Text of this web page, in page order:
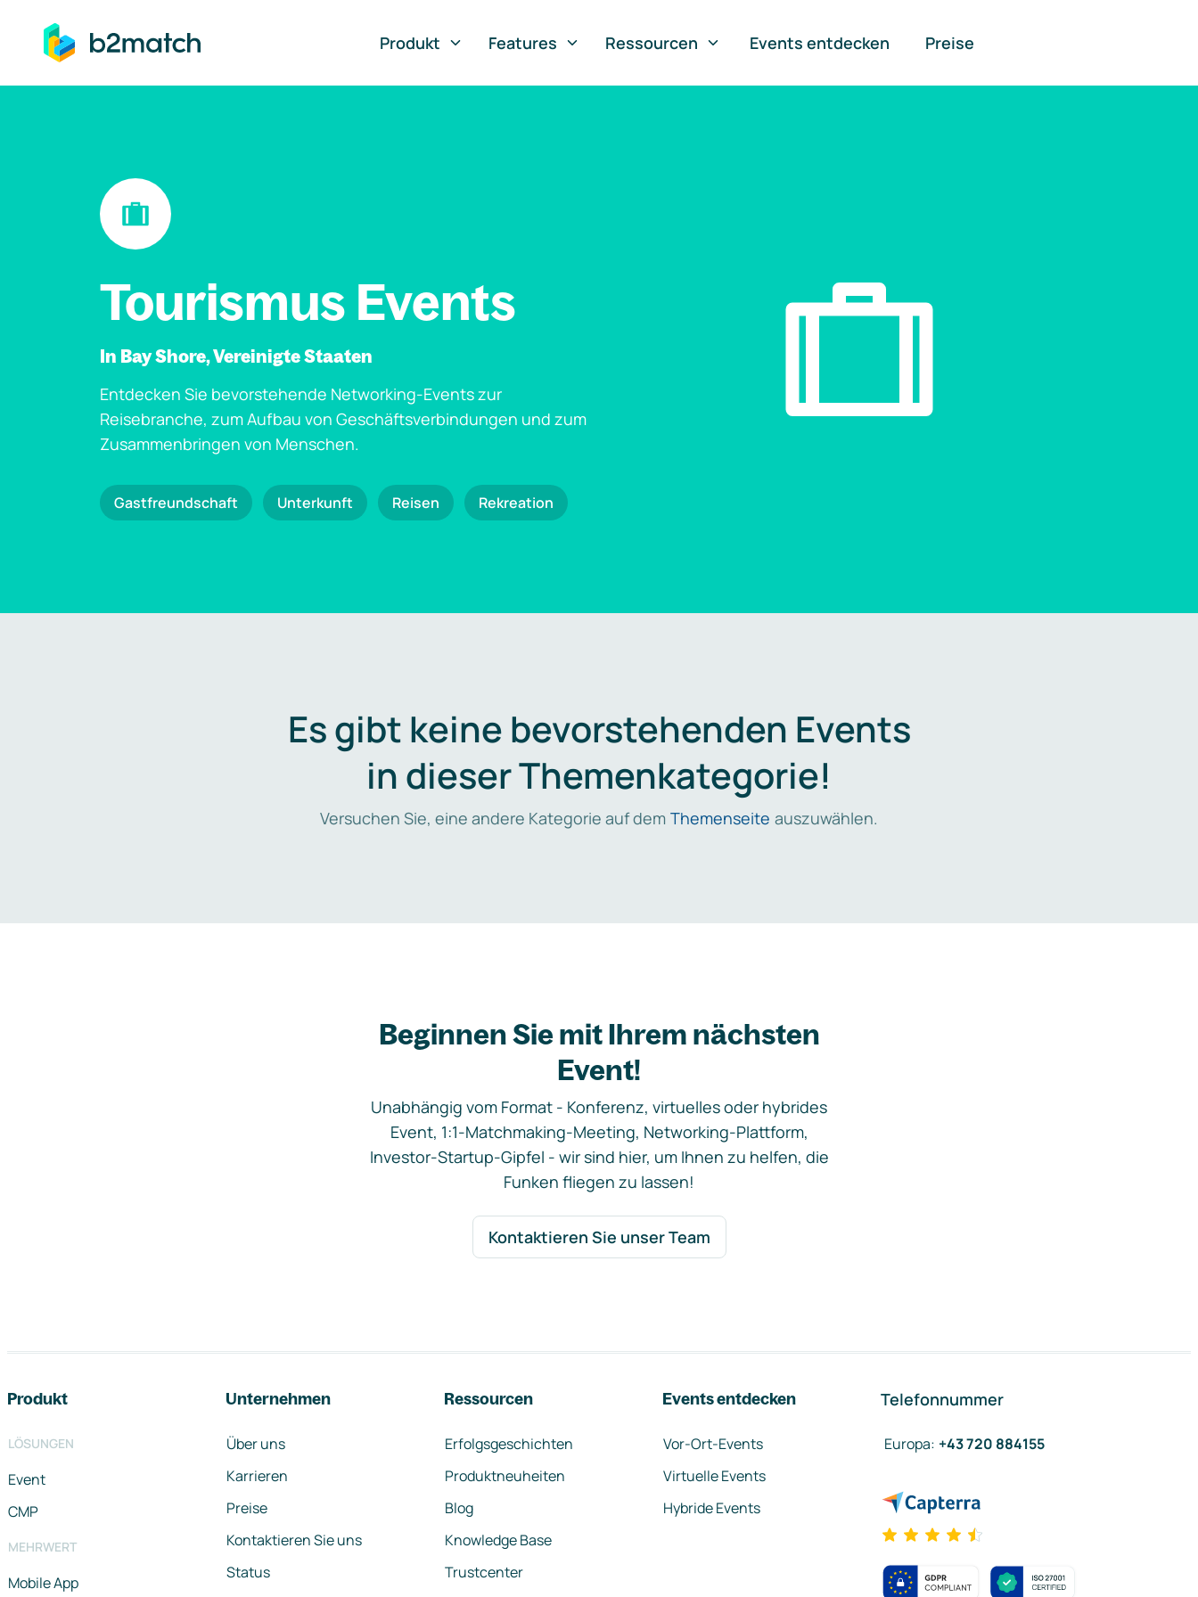
springen
Produkt
Features Ressourcen Events entdecken Preise
Tourismus Events
In Bay Shore, Vereinigte Staaten
Entdecken Sie bevorstehende Networking-Events zur
Reisebranche, zum Aufbau von Geschäftsverbindungen und zum
Zusammenbringen von Menschen.
Gastfreundschaft Unterkunft Reisen Rekreation
Es gibt keine bevorstehenden Events
in dieser Themenkategorie!
Versuchen Sie, eine andere Kategorie auf dem Themenseite auszuwählen.
Beginnen Sie mit Ihrem nächsten
Event!
Unabhängig vom Format - Konferenz, virtuelles oder hybrides
Event, 1:1-Matchmaking-Meeting, Networking-Plattform,
Investor-Startup-Gipfel - wir sind hier, um Ihnen zu helfen, die
Funken fliegen zu lassen!
Kontaktieren Sie unser Team
Produkt
LÖSUNGEN
Event
CMP
MEHRWERT
Mobile App
Unternehmen
Über uns
Karrieren
Preise
Kontaktieren Sie uns
Status
Ressourcen
Erfolgsgeschichten
Produktneuheiten
Blog
Knowledge Base
Trustcenter
Events entdecken
Vor-Ort-Events
Virtuelle Events
Hybride Events
Telefonnummer
Europa: +43 720 884155